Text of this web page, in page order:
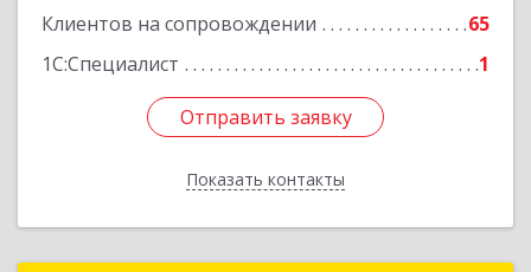
Клиентов на сопровождении
65
1С:Специалист
1
Отправить заявку
Показать контакты
Подробнее
Отправить заявку
Назад